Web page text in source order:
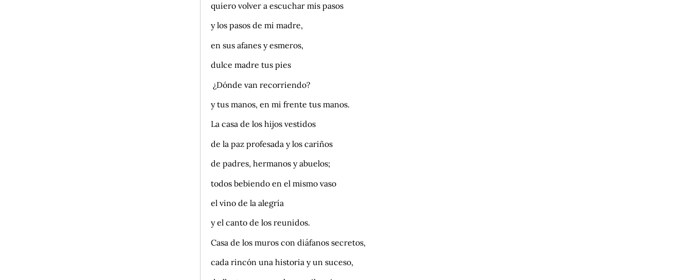
quiero volver a escuchar mis pasos
y los pasos de mi madre,
en sus afanes y esmeros,
dulce madre tus pies
¿Dónde van recorriendo?
y tus manos, en mi frente tus manos.
La casa de los hijos vestidos
de la paz profesada y los cariños
de padres, hermanos y abuelos;
todos bebiendo en el mismo vaso
el vino de la alegría
y el canto de los reunidos.
Casa de los muros con diáfanos secretos,
cada rincón una historia y un suceso,